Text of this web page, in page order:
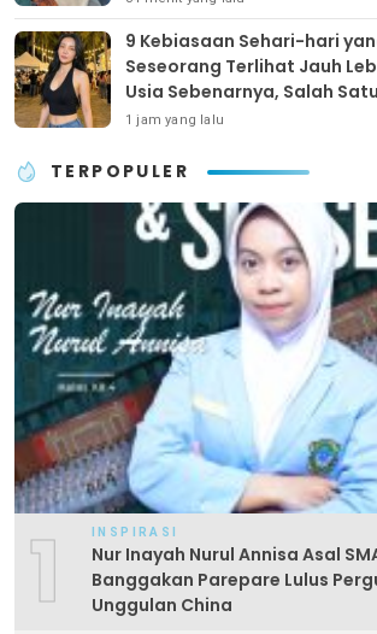
9 Kebiasaan Sehari-hari
Seseorang Terlihat Jauh
Usia Sebenarnya, Salah
Terikat pada Penilaian
1 jam yang lalu
TERPOPULER
1 INSPIRASI
Nur Inayah Nurul Annisa Asal
Banggakan Parepare Lulus
Unggulan China